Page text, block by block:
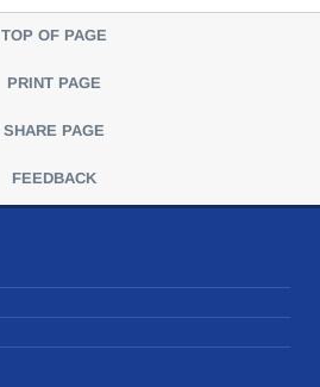
TOP OF PAGE
PRINT PAGE
SHARE PAGE
FEEDBACK